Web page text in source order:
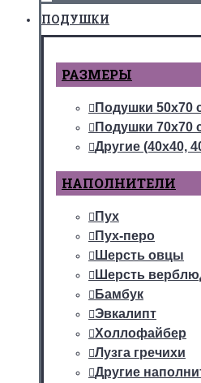
ПОДУШКИ
РАЗМЕРЫ
Подушки 50х70
Подушки 70х70
Другие (40х40,
НАПОЛНИТЕЛИ
Пух
Пух-перо
Шерсть овцы
Шерсть
Бамбук
Эвкалипт
Холлофайбер
Лузга гречихи
Другие